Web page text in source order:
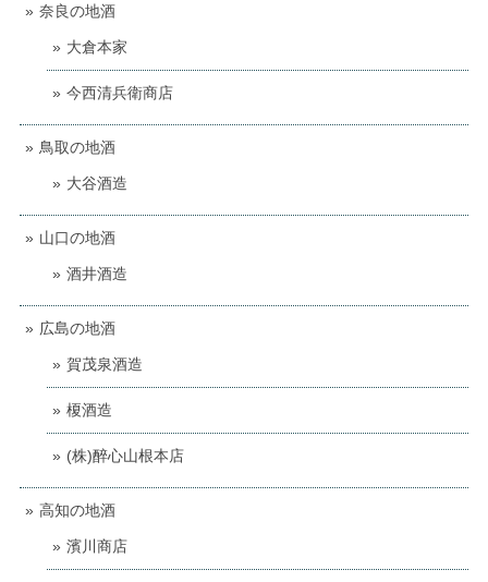
奈良の地酒
大倉本家
今西清兵衛商店
鳥取の地酒
大谷酒造
山口の地酒
酒井酒造
広島の地酒
賀茂泉酒造
榎酒造
(株)醉心山根本店
高知の地酒
濱川商店